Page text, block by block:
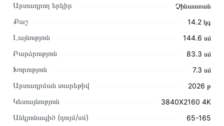
Այս ապրանքը գնելու համար սեղմեք
«Ավելացնել
զամբյուղին»
Կարող եք նաև պատվիրել՝ զանգահարելով կայքում նշված
Արտադրող երկիր Չինաստան
Քաշ 14.2 կգ
Լայնություն 144.6 սմ
Բարձրություն 83.3 սմ
Խորություն 7.3 սմ
Արտադրման տարեթիվ 2026 թ
Կետայնություն 3840X2160 4K
Անկյունագիծ (դույմ/սմ) 65-165